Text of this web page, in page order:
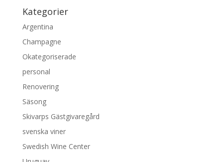
Kategorier
Argentina
Champagne
Okategoriserade
personal
Renovering
Säsong
Skivarps Gästgivaregård
svenska viner
Swedish Wine Center